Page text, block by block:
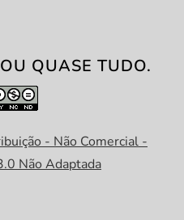
QUASE TUDO.
- Não Comercial -
Não Adaptada